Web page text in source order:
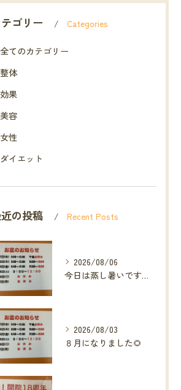
ゴリー Categories
全てのカテゴリー
整体
効果
美容
女性
ダイエット
の投稿 Recent Posts
2026/08/06
今日は蒸し暑いですね🥵ありがたい事に今年の草加市は
2026/08/03
８月になりました🌻